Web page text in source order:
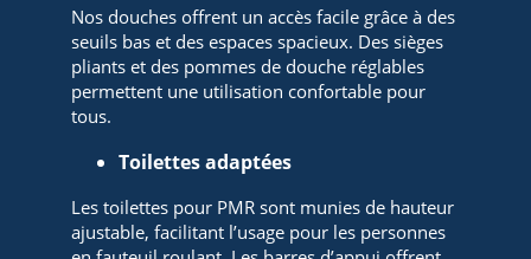
Nos douches offrent un accès facile grâce à des
seuils bas et des espaces spacieux. Des sièges
pliants et des pommes de douche réglables
permettent une utilisation confortable pour
tous.
Toilettes adaptées
Les toilettes pour PMR sont munies de hauteur
ajustable, facilitant l’usage pour les personnes